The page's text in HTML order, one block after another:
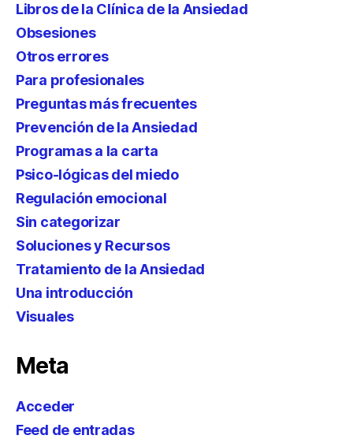
Libros de la Clínica de la Ansiedad
Obsesiones
Otros errores
Para profesionales
Preguntas más frecuentes
Prevención de la Ansiedad
Programas a la carta
Psico-lógicas del miedo
Regulación emocional
Sin categorizar
Soluciones y Recursos
Tratamiento de la Ansiedad
Una introducción
Visuales
Meta
Acceder
Feed de entradas